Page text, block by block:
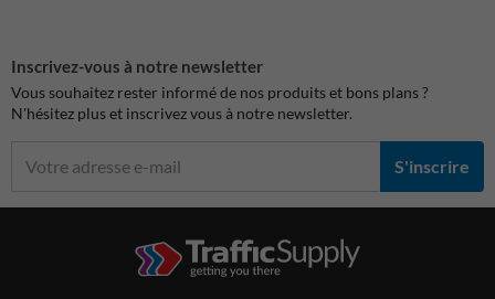
Inscrivez-vous à notre newsletter
Vous souhaitez rester informé de nos produits et bons plans ?
N'hésitez plus et inscrivez vous à notre newsletter.
S'inscrire